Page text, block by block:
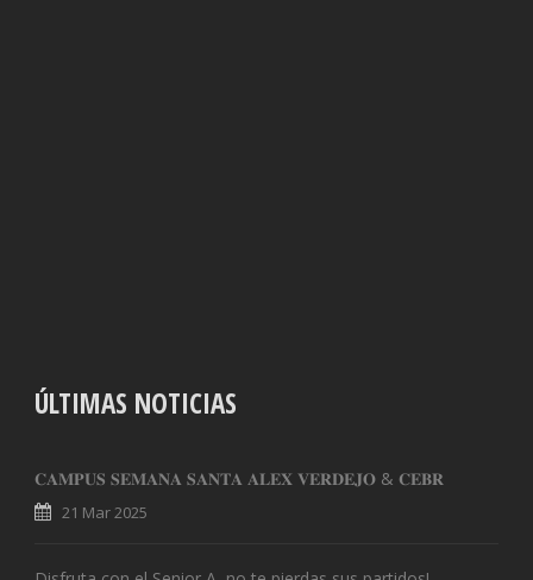
ÚLTIMAS NOTICIAS
𝐂𝐀𝐌𝐏𝐔𝐒 𝐒𝐄𝐌𝐀𝐍𝐀 𝐒𝐀𝐍𝐓𝐀 𝐀𝐋𝐄𝐗 𝐕𝐄𝐑𝐃𝐄𝐉𝐎 & 𝐂𝐄𝐁𝐑
21 Mar 2025